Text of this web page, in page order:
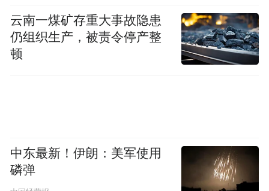
咪咕发起“世界杯预测人机大战”全民互动活
动，以“考卷”形式邀请用户预测32强。发布
会现场，詹俊喊话天禧AI展开世界杯预言家
云南一煤矿存重大事故隐患
仍组织生产，被责令停产整
顿
中东最新！伊朗：美军使用
磷弹